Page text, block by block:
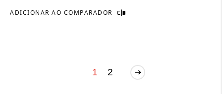
ADICIONAR AO COMPARADOR
1 2